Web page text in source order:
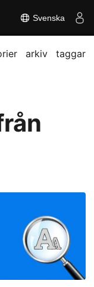
Svenska
arkiv taggar